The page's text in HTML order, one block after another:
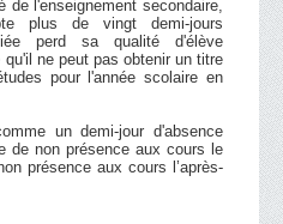
de l'enseignement secondaire,
plus de vingt demi-jours
perd sa qualité d'élève
qu'il ne peut pas obtenir un titre
pour l'année scolaire en
un demi-jour d'absence
de non présence aux cours le
présence aux cours l’après-